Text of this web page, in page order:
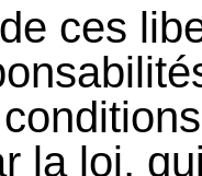
ces
la loi,